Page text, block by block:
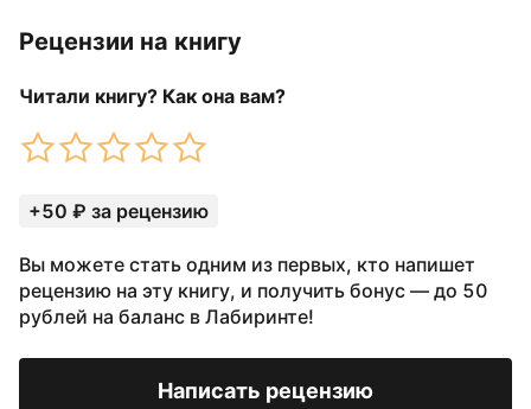
Рецензии на книгу
Читали книгу? Как она вам?
+50 ₽ за рецензию
Вы можете стать одним из первых, кто напишет
рецензию на эту книгу, и получить бонус — до 50
рублей на баланс в Лабиринте!
Написать рецензию